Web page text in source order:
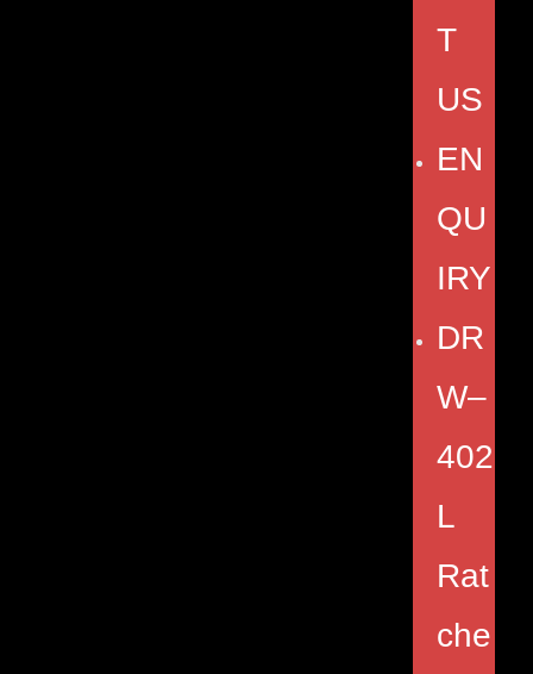
T
US
EN
QU
IRY
DR
W–
402
L
Rat
che